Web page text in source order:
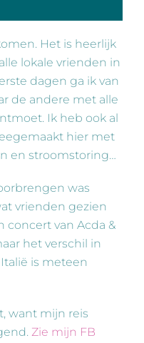
Het is heerlijk
lokale vrienden in
dagen ga ik van
de andere met alle
Ik heb ook al
hier met
en stroomstoring…
was
vrienden gezien
concert van Acda &
het verschil in
is meteen
want mijn reis
Zie mijn FB